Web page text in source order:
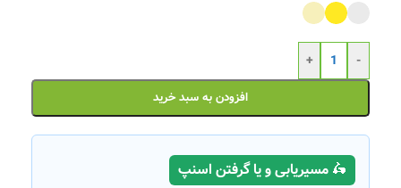
-
+
افزودن به سبد خرید
🛵 مسیریابی و یا گرفتن اسنپ